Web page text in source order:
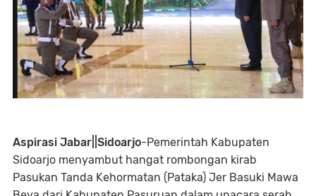
Aspirasi Jabar||Sidoarjo-Pemerintah Kabupaten
Sidoarjo menyambut hangat rombongan kirab
Pasukan Tanda Kehormatan (Pataka) Jer Basuki Mawa